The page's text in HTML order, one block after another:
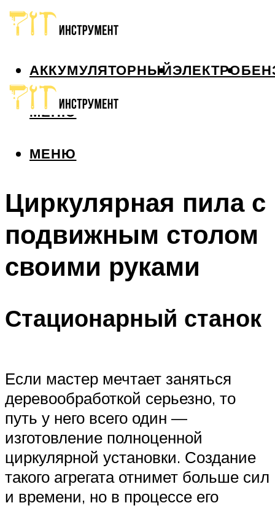
АККУМУЛЯТОРНЫЙЭЛЕКТРО
МЕНЮ
МЕНЮ
Циркулярная пила с
подвижным столом
своими руками
Стационарный станок
Если мастер мечтает заняться
деревообработкой серьезно, то
путь у него всего один —
изготовление полноценной
циркулярной установки. Создание
такого агрегата отнимет больше сил
и времени, но в процессе его